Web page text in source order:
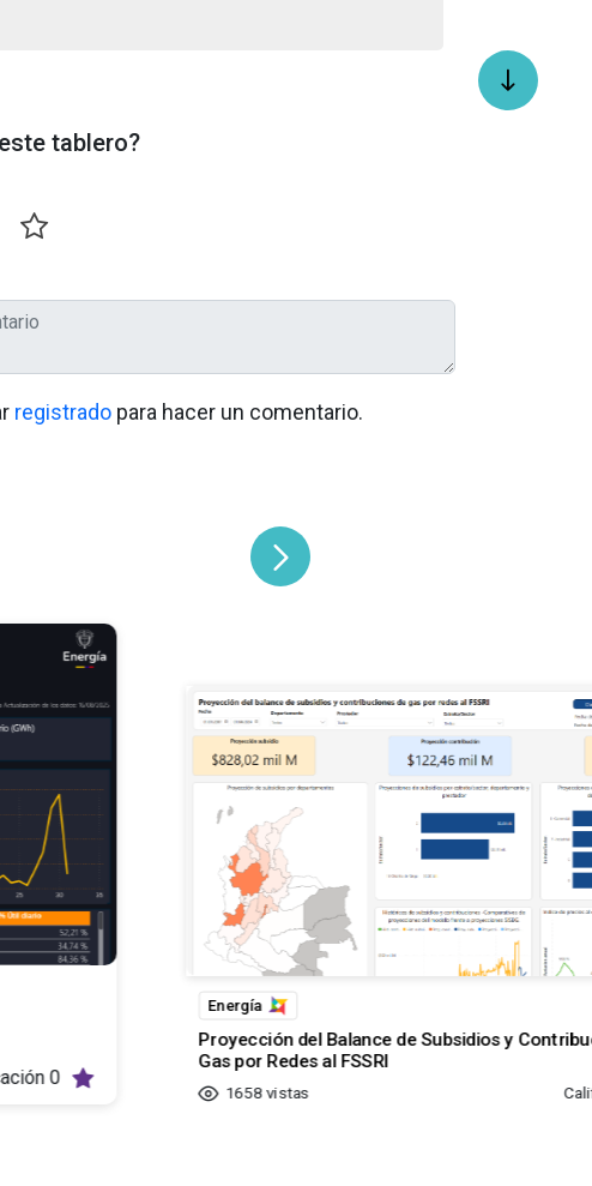
tablero?
registrado para hacer un comentario.
0
Energía
Proyección del Balance de Subsidios y
Gas por Redes al FSSRI
1658 vistas